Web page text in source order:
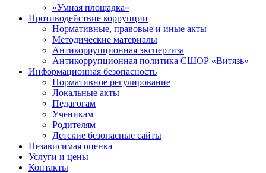
«Умная площадка»
Противодействие коррупции
Нормативные, правовые и иные акты
Методические материалы
Антикоррупционная экспертиза
Антикоррупционная политика СШОР «Витязь»
Информационная безопасность
Нормативное регулирование
Локальные акты
Педагогам
Ученикам
Родителям
Детские безопасные сайты
Независимая оценка
Услуги и цены
Контакты